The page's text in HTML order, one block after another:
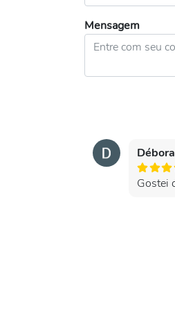
Mensagem
Gostei